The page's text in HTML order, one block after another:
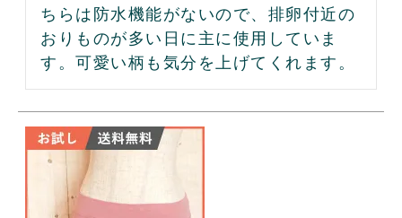
ちらは防水機能がないので、排卵付近の
おりものが多い日に主に使用していま
す。可愛い柄も気分を上げてくれます。